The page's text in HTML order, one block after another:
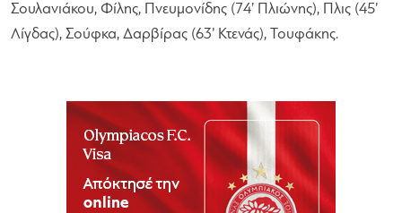
Σουλανιάκου, Φίλης, Πνευμονίδης (74’ Πλιώνης), Πλις (45’
Λίγδας), Σούφκα, Δαρβίρας (63’ Κτενάς), Τουφάκης.